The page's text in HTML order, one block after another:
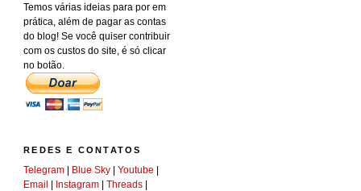
Temos várias ideias para por em
prática, além de pagar as contas
do blog! Se você quiser contribuir
com os custos do site, é só clicar
no botão.
REDES E CONTATOS
Telegram | Blue Sky |Youtube |
Email | Instagram |Threads |